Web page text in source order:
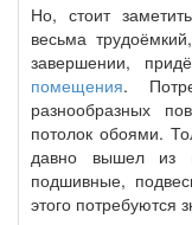
Но, стоит
весьма
завершении,
помещения.
разнообразных
потолок обоями.
давно вышел из
подшивные,
этого потребуются